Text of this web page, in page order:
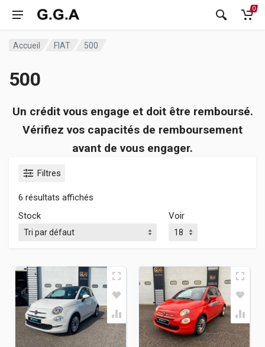
0
Accueil FIAT 500
500
Un crédit vous engage et doit être remboursé.
Vérifiez vos capacités de remboursement
avant de vous engager.
Filtres
6 résultats affichés
Stock
Voir